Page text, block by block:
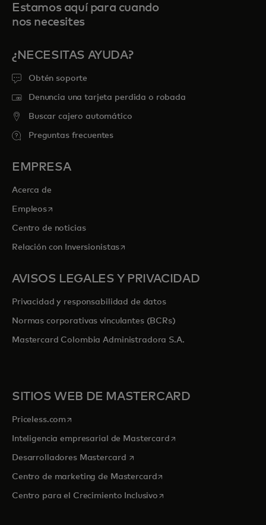
Estamos aquí para cuando
nos necesites
¿NECESITAS AYUDA?
Obtén soporte
Denuncia una tarjeta perdida o robada
Buscar cajero automático
Preguntas frecuentes
EMPRESA
Acerca de
Empleosse abre en una pestaña nueva
Centro de noticias
Relación con Inversionistasse abre en una pestaña nueva
AVISOS LEGALES Y PRIVACIDAD
Privacidad y responsabilidad de datos
Normas corporativas vinculantes (BCRs)
Mastercard Colombia Administradora S.A.
SITIOS WEB DE MASTERCARD
Priceless.com se abre en una pestaña nueva
Inteligencia empresarial de Mastercardse abre en una pestaña
Desarrolladores Mastercard se abre en una pestaña nueva
Centro de marketing de Mastercardse abre en una pestaña
Centro para el Crecimiento Inclusivose abre en una pestaña